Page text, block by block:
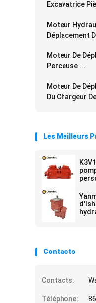
Excavatrice
Moteur
Déplacement
Moteur De
Perceuse ...
Moteur De
Du Chargeur
Les Meilleurs
Contacts
Contacts:
Téléphone: